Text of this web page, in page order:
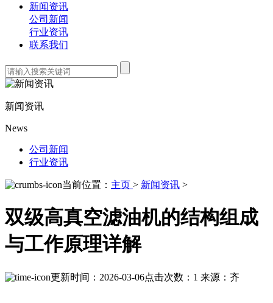
新闻资讯
公司新闻
行业资讯
联系我们
新闻资讯
News
公司新闻
行业资讯
当前位置： 主页 > 新闻资讯 >
双级高真空滤油机的结构组成
与工作原理详解
更新时间：2026-03-06点击次数：1 来源：齐